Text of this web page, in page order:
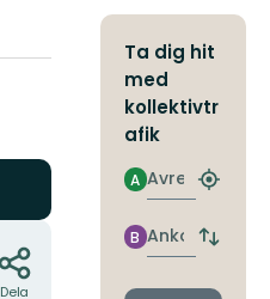
Dela
Ta dig hit
med
kollektivtr
afik
Avresa
A
Hitta
Ankomst
B
Byt
och